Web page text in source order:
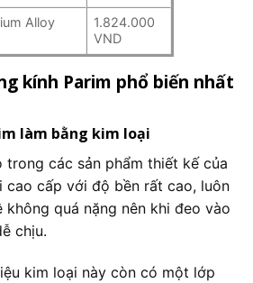
Alloy
1.824.000
VND
kính Parim phổ biến nhất
làm bằng kim loại
trong các sản phẩm thiết kế của
cao cấp với độ bền rất cao, luôn
quá nặng nên khi đeo vào
chịu.
kim loại này còn có một lớp